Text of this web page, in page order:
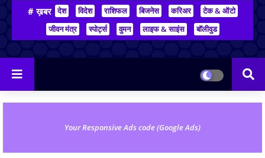
# ख़बर देश विदेश राशिफल बिजनेस करिअर
टेक & ऑटो
जीवन मंत्र
स्पोर्ट्स वुमन लाइफ & साइंस बॉलीवुड
Your Responsive Ads code (Google Ads)